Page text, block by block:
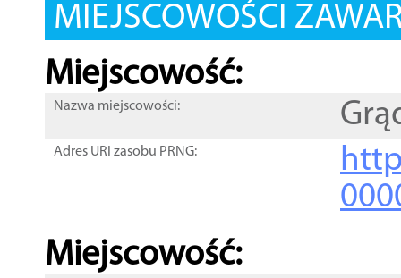
MIEJSCOWOŚCI
Miejscowość:
Nazwa miejscowości:
Adres URI zasobu PRNG:
Miejscowość: